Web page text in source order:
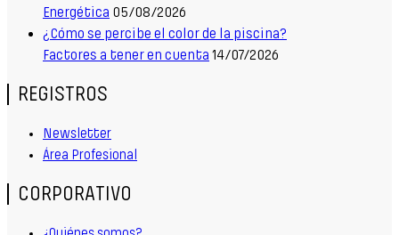
Energética 05/08/2026
¿Cómo se percibe el color de la piscina?
Factores a tener en cuenta 14/07/2026
REGISTROS
Newsletter
Área Profesional
CORPORATIVO